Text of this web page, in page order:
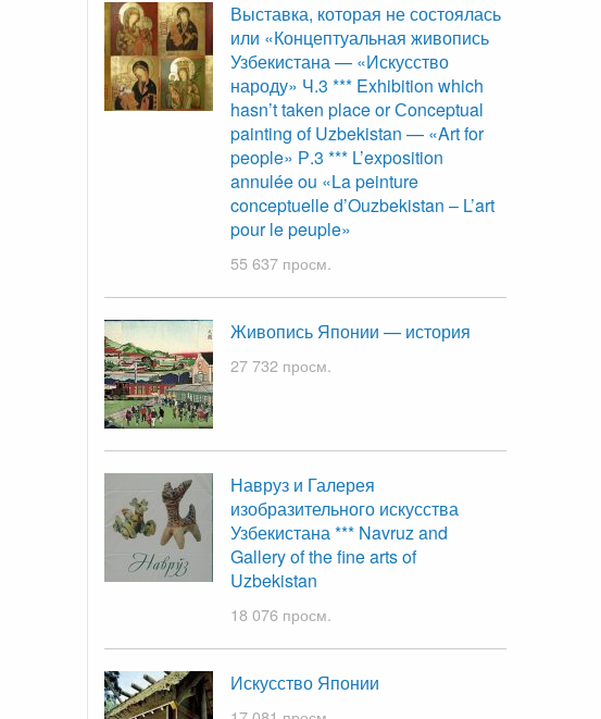
Выставка, которая не состоялась
или «Концептуальная живопись
Узбекистана — «Искусство
народу» Ч.3 *** Exhibition which
hasn’t taken place or Сonceptual
painting of Uzbekistan — «Art for
people» Р.3 *** L’exposition
annulée ou «La peinture
conceptuelle d’Ouzbekistan – L’art
pour le peuple»
55 637 просм.
Живопись Японии — история
27 732 просм.
Навруз и Галерея
изобразительного искусства
Узбекистана *** Navruz and
Gallery of the fine arts of
Uzbekistan
18 076 просм.
Искусство Японии